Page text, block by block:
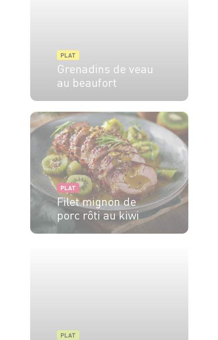
PLAT
Grenadins de veau
au beaufort
PLAT
Filet mignon de
porc rôti au kiwi
PLAT